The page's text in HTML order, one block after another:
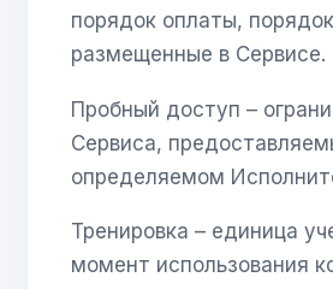
порядок оплаты,
размещенные в Сервисе.
Пробный доступ –
Сервиса,
определяемом
Тренировка – единица
момент использования